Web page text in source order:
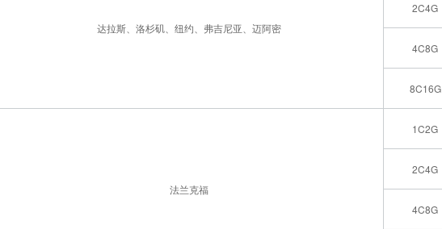
达拉斯、洛杉矶、纽约、弗吉尼亚、迈阿密
2C4G
4C8G
8C16G
法兰克福
1C2G
2C4G
4C8G